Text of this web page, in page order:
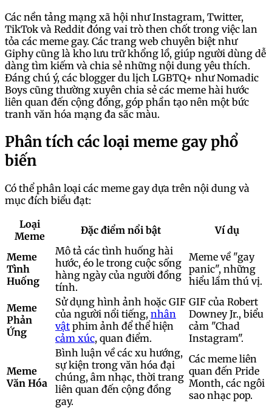
Các nền tảng mạng xã hội như Instagram, Twitter,
TikTok và Reddit đóng vai trò then chốt trong việc lan
tỏa các meme gay. Các trang web chuyên biệt như
Giphy cũng là kho lưu trữ khổng lồ, giúp người dùng dễ
dàng tìm kiếm và chia sẻ những nội dung yêu thích.
Đáng chú ý, các blogger du lịch LGBTQ+ như Nomadic
Boys cũng thường xuyên chia sẻ các meme hài hước
liên quan đến cộng đồng, góp phần tạo nên một bức
tranh văn hóa mạng đa sắc màu.
Phân tích các loại meme gay phổ
biến
Có thể phân loại các meme gay dựa trên nội dung và
mục đích biểu đạt:
Loại
Meme
Đặc điểm nổi bật Ví dụ
Meme
Tình
Huống
Mô tả các tình huống hài
hước, éo le trong cuộc sống
hàng ngày của người đồng
tính.
Meme về "gay
panic", những
hiểu lầm thú vị.
Meme
Phản
Ứng
Sử dụng hình ảnh hoặc GIF
của người nổi tiếng, nhân
vật phim ảnh để thể hiện
cảm xúc, quan điểm.
GIF của Robert
Downey Jr., biểu
cảm "Chad
Instagram".
Meme
Văn Hóa
Bình luận về các xu hướng,
sự kiện trong văn hóa đại
chúng, âm nhạc, thời trang
liên quan đến cộng đồng
gay.
Các meme liên
quan đến Pride
Month, các ngôi
sao nhạc pop.